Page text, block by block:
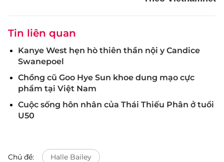
Tin liên quan
Kanye West hẹn hò thiên thần nội y Candice
Swanepoel
Chồng cũ Goo Hye Sun khoe dung mạo cực
phẩm tại Việt Nam
Cuộc sống hôn nhân của Thái Thiếu Phân ở tuổi
U50
Chủ đề: Halle Bailey